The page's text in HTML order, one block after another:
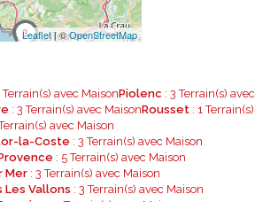
3
Leaflet| ©OpenStreetMap
Terrain(s) avec MaisonPiolenc : 3 Terrain(s)
: 3 Terrain(s) avec MaisonRousset : 1
avec Maison
la-Coste : 3 Terrain(s) avec Maison
: 5 Terrain(s) avec Maison
Mer : 3 Terrain(s) avec Maison
Les Vallons : 3 Terrain(s) avec Maison